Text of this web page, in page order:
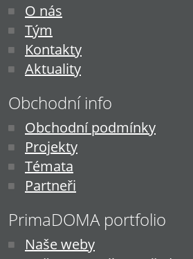
O nás
Tým
Kontakty
Aktuality
Obchodní info
Obchodní podmínky
Projekty
Témata
Partneři
PrimaDOMA portfolio
Naše weby